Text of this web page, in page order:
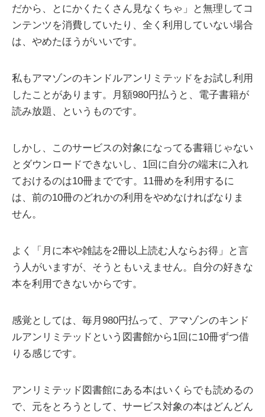
だから、とにかくたくさん見なくちゃ」と無理してコ
ンテンツを消費していたり、全く利用していない場合
は、やめたほうがいいです。
私もアマゾンのキンドルアンリミテッドをお試し利用
したことがあります。月額980円払うと、電子書籍が
読み放題、というものです。
しかし、このサービスの対象になってる書籍じゃない
とダウンロードできないし、1回に自分の端末に入れ
ておけるのは10冊までです。11冊めを利用するに
は、前の10冊のどれかの利用をやめなければなりま
せん。
よく「月に本や雑誌を2冊以上読む人ならお得」と言
う人がいますが、そうともいえません。自分の好きな
本を利用できないからです。
感覚としては、毎月980円払って、アマゾンのキンド
ルアンリミテッドという図書館から1回に10冊ずつ借
りる感じです。
アンリミテッド図書館にある本はいくらでも読めるの
で、元をとろうとして、サービス対象の本はどんどん